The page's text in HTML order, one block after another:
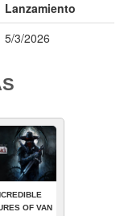
Lanzamiento
5/3/2026
OF VAN